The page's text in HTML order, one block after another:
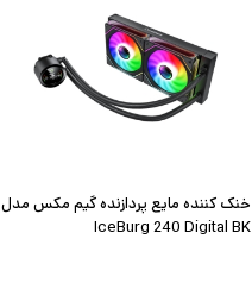
خنک کننده مایع پردازنده گیم مکس مدل
IceBurg 240 Digital BK